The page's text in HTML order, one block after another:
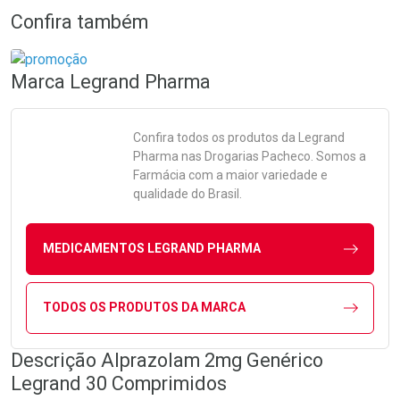
Confira também
Marca Legrand Pharma
Confira todos os produtos da
Legrand
Pharma nas Drogarias Pacheco. Somos a
Farmácia com a maior variedade e
qualidade do Brasil.
MEDICAMENTOS LEGRAND PHARMA
TODOS OS PRODUTOS DA MARCA
Descrição Alprazolam 2mg Genérico
Legrand 30 Comprimidos